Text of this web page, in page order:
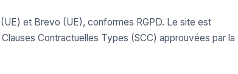
et Brevo (UE), conformes RGPD. Le site est
Contractuelles Types (SCC) approuvées par la